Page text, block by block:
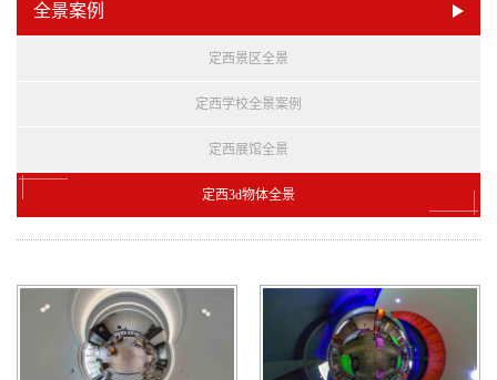
全景案例
定西景区全景
定西学校全景案例
定西展馆全景
定西3d物体全景